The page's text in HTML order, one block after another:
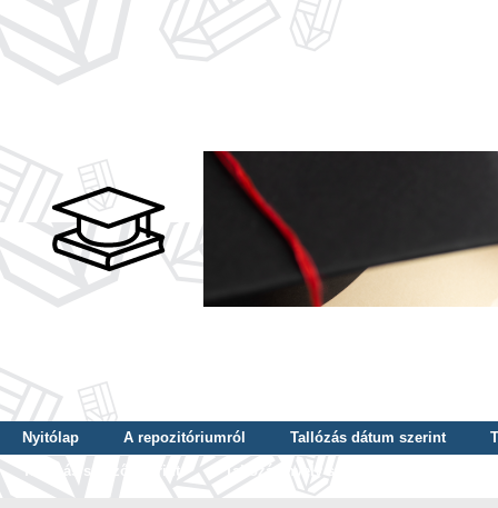
Nyitólap A repozitóriumról Tallózás dátum szerint
Tallózás szerző szerint
Tallózás nyelv szerint